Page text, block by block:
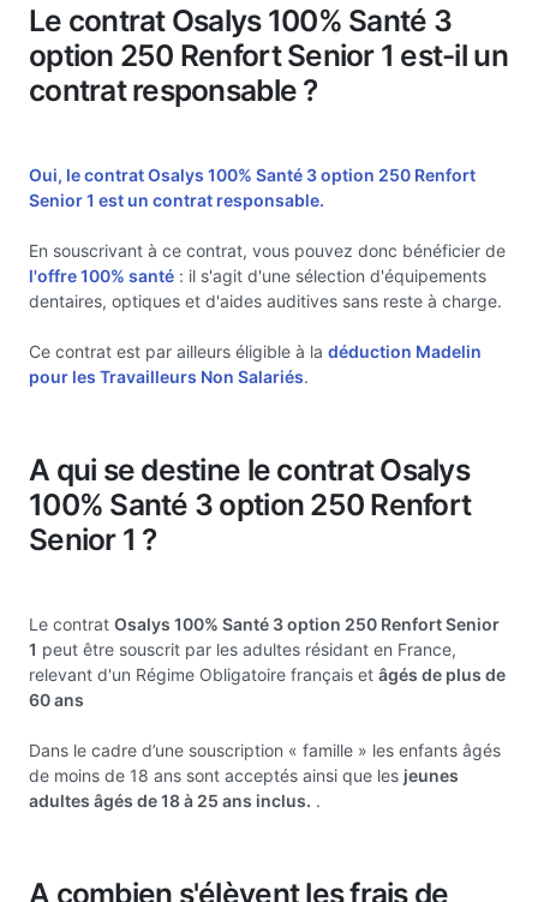
Le contrat Osalys 100% Santé 3
option 250 Renfort Senior 1 est-il un
contrat responsable ?
Oui, le contrat Osalys 100% Santé 3 option 250 Renfort
Senior 1 est un contrat responsable.
En souscrivant à ce contrat, vous pouvez donc bénéficier de
l'offre 100% santé : il s'agit d'une sélection d'équipements
dentaires, optiques et d'aides auditives sans reste à charge.
Ce contrat est par ailleurs éligible à la déduction Madelin
pour les Travailleurs Non Salariés.
A qui se destine le contrat Osalys
100% Santé 3 option 250 Renfort
Senior 1 ?
Le contrat Osalys 100% Santé 3 option 250 Renfort Senior
1 peut être souscrit par les adultes résidant en France,
relevant d'un Régime Obligatoire français et âgés de plus de
60 ans
Dans le cadre d’une souscription « famille » les enfants âgés
de moins de 18 ans sont acceptés ainsi que les jeunes
adultes âgés de 18 à 25 ans inclus. .
A combien s'élèvent les frais de